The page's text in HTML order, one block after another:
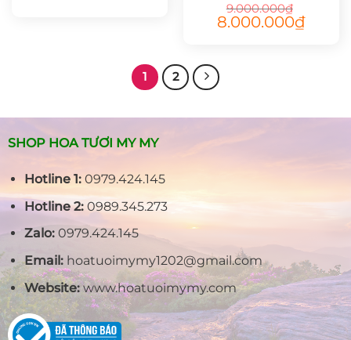
9.000.000₫
Giá
gốc
8.000.000₫Giá
1 2
SHOP HOA TƯƠI MY MY
Hotline 1:0979.424.145
Hotline 2:0989.345.273
Zalo:0979.424.145
Email:hoatuoimymy1202@gmail.com
Website:www.hoatuoimymy.com